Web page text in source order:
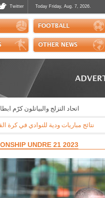
Twitter Today Friday, Aug. 7, 2026.
اتحاد التزلج والبياتلون كرّم
نتائج مباريات ودية للنوادي في كرة القدم: مايوركا - باريس سان جيرمان 3-0 * ريال بيتيس - ارسنال 3-1 * نابولي -
UNDRE 21 2023